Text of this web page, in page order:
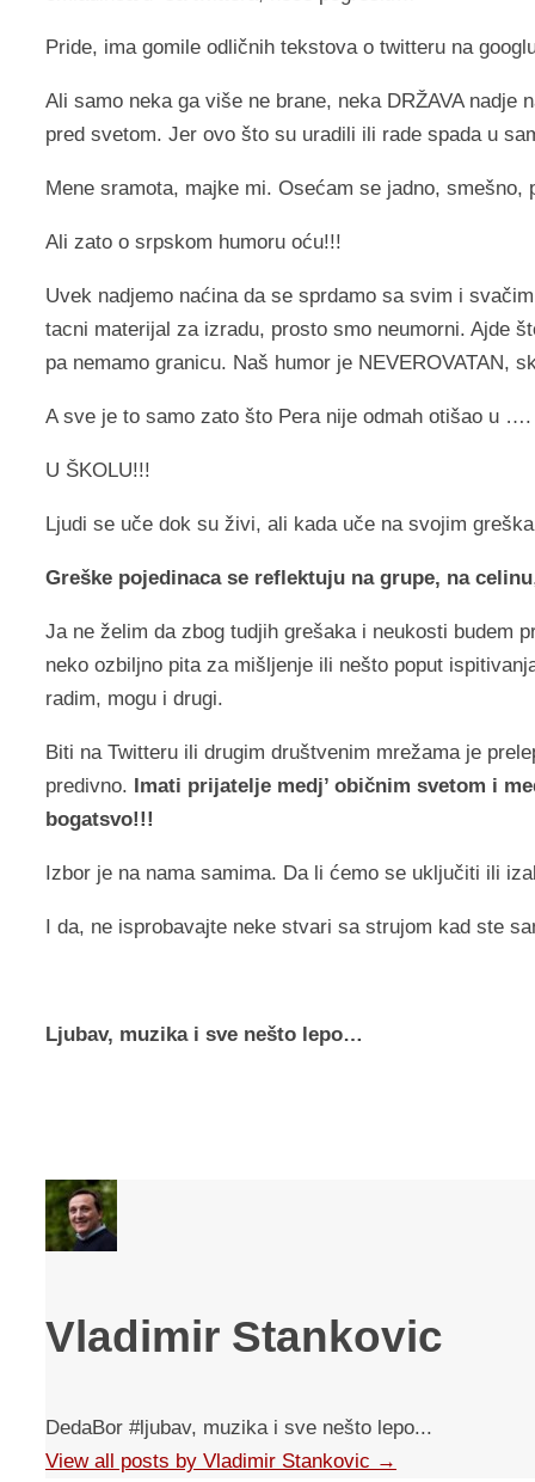
Pride, ima gomile odličnih tekstova o twitteru na
Ali samo neka ga više ne brane, neka DRŽAVA
pred svetom. Jer ovo što su uradili ili rade spada u
Mene sramota, majke mi. Osećam se jadno,
Ali zato o srpskom humoru oću!!!
Uvek nadjemo naćina da se sprdamo sa svim i
tacni materijal za izradu, prosto smo neumorni. Ajde
pa nemamo granicu. Naš humor je NEVEROVATAN,
A sve je to samo zato što Pera nije odmah otišao u ….
U ŠKOLU!!!
Ljudi se uče dok su živi, ali kada uče na svojim
Greške pojedinaca se reflektuju na grupe, na celinu
Ja ne želim da zbog tudjih grešaka i neukosti budem
neko ozbiljno pita za mišljenje ili nešto poput
radim, mogu i drugi.
Biti na Twitteru ili drugim društvenim mrežama je
predivno. Imati prijatelje medj’ običnim svetom i
bogatsvo!!!
Izbor je na nama samima. Da li ćemo se uključiti ili
I da, ne isprobavajte neke stvari sa strujom kad ste
Ljubav, muzika i sve nešto lepo…
Vladimir Stankovic
DedaBor #ljubav, muzika i sve nešto lepo...
View all posts by Vladimir Stankovic →